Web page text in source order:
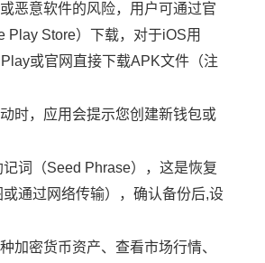
恶意软件的风险，用户可通过官
Play Store）下载，对于iOS用
或官网直接下载APK文件（注
时，应用会提示您创建新钱包或
词（Seed Phrase），这是恢复
通过网络传输），确认备份后,设
加密货币资产、查看市场行情、